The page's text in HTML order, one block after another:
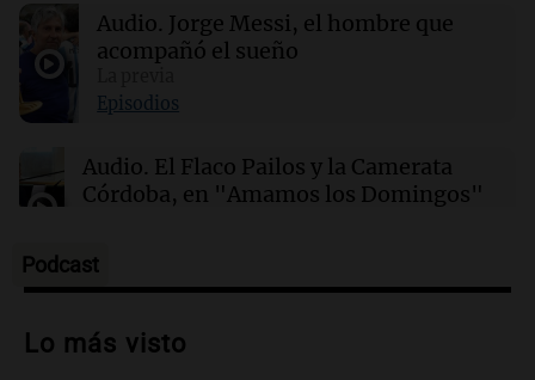
00:02 Mundo
Hezly Rivera, campeona olímpica, conquista
su segundo título consecutivo en gimnasia de
EE. UU.
Audio. Jorge Messi, el hombre que
acompañó el sueño
Episodios
Audio. El Flaco Pailos y la Camerata
Córdoba, en "Amamos los Domingos"
hablaron de su obra en Cadena 3
Podcast
Lo más visto